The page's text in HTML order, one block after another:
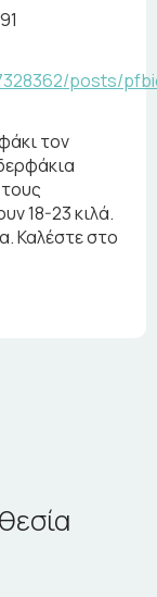
posts/
τον
18-23 κιλά.
Καλέστε στο